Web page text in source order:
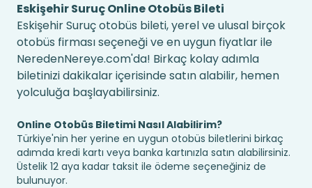
Eskişehir Suruç Online Otobüs Bileti
Eskişehir Suruç otobüs bileti, yerel ve ulusal birçok
otobüs firması seçeneği ve en uygun fiyatlar ile
NeredenNereye.com'da! Birkaç kolay adımla
biletinizi dakikalar içerisinde satın alabilir, hemen
yolculuğa başlayabilirsiniz.
Online Otobüs Biletimi Nasıl Alabilirim?
Türkiye'nin her yerine en uygun otobüs biletlerini birkaç
adımda kredi kartı veya banka kartınızla satın alabilirsiniz.
Üstelik 12 aya kadar taksit ile ödeme seçeneğiniz de
bulunuyor.